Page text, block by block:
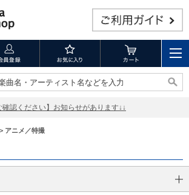
曲名・アーティスト名などを入力
曲名・アーティスト名などを入力
確認ください】お知らせがあります↓↓
> アニメ／特撮